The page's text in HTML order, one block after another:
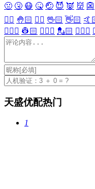
🤢 🤧 😷 🤒 🤕 😈 👿 👹 👺
✋🏻 🤚🏻 🖐🏻 🖖🏻 👋🏻
👷🏻‍♀️ 👷🏻 💂🏻‍♀️ 💂🏻 🕵🏻‍♀️
天盛优配热门
1